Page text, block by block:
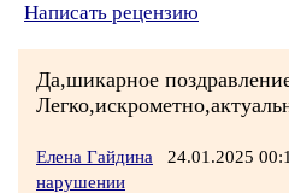
Написать рецензию
Да,шикарное
Елена Гайдина 24.01.2025
нарушении